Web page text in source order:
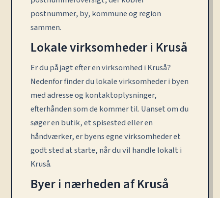
postnummer, by, kommune og region
sammen.
Lokale virksomheder i Kruså
Er du på jagt efter en virksomhed i Kruså?
Nedenfor finder du lokale virksomheder i byen
med adresse og kontaktoplysninger,
efterhånden som de kommer til. Uanset om du
søger en butik, et spisested eller en
håndværker, er byens egne virksomheder et
godt sted at starte, når du vil handle lokalt i
Kruså.
Byer i nærheden af Kruså